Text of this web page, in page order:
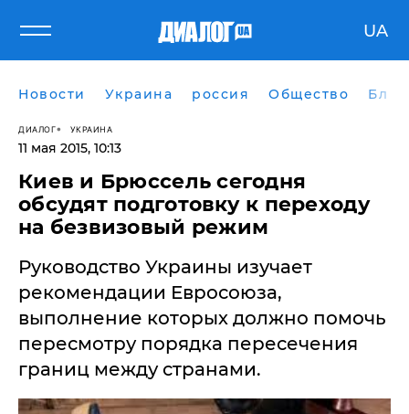
UA
Новости Украина россия Общество
ДИАЛОГ УКРАИНА
11 мая 2015, 10:13
​Киев и Брюссель сегодня
обсудят подготовку к переходу
на безвизовый режим
Руководство Украины изучает
рекомендации Евросоюза,
выполнение которых должно помочь
пересмотру порядка пересечения
границ между странами.